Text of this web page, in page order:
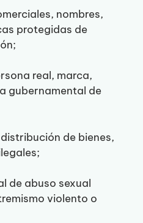
nombres,
protegidas de
real, marca,
gubernamental de
de bienes,
de abuso sexual
violento o